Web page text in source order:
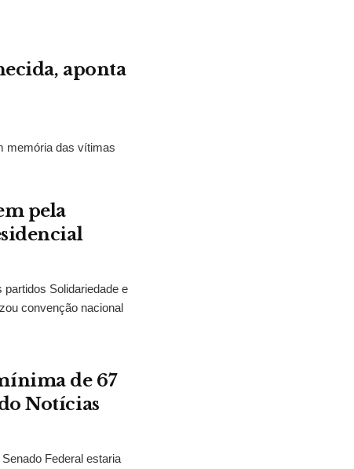
aponta
memória das vítimas
pela
Solidariedade e
convenção nacional
de 67
Notícias
Federal estaria